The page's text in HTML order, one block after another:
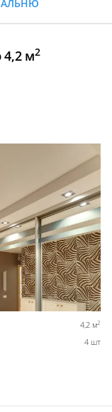
м2
4,2 м2
4 шт